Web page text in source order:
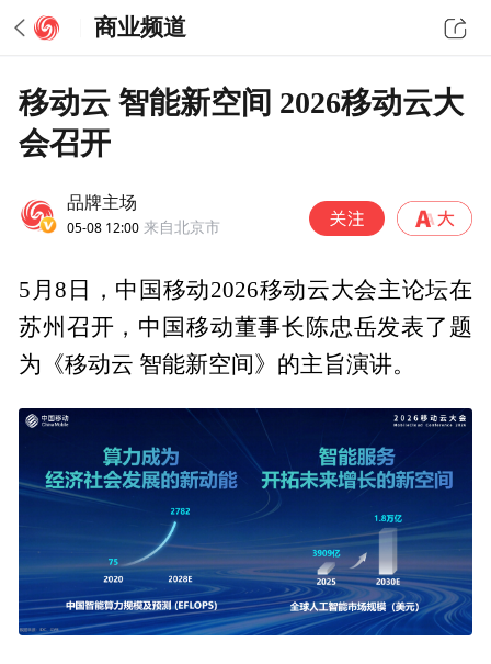
商业频道
移动云 智能新空间 2026移动云大
会召开
品牌主场
05-08 12:00 来自北京市
5月8日，中国移动2026移动云大会主论坛在
苏州召开，中国移动董事长陈忠岳发表了题
为《移动云 智能新空间》的主旨演讲。